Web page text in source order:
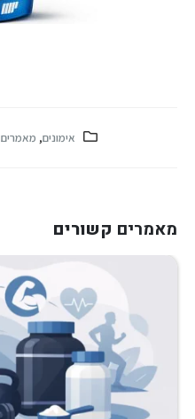
אימונים, מאמרים
מאמרים קשורים